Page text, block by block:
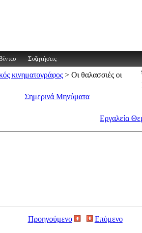
Συζητήσεις
κινηματογράφος > Οι θαλασσιές οι
Σημερινά Μηνύματα
Εργαλεία
Προηγούμενο Επόμενο